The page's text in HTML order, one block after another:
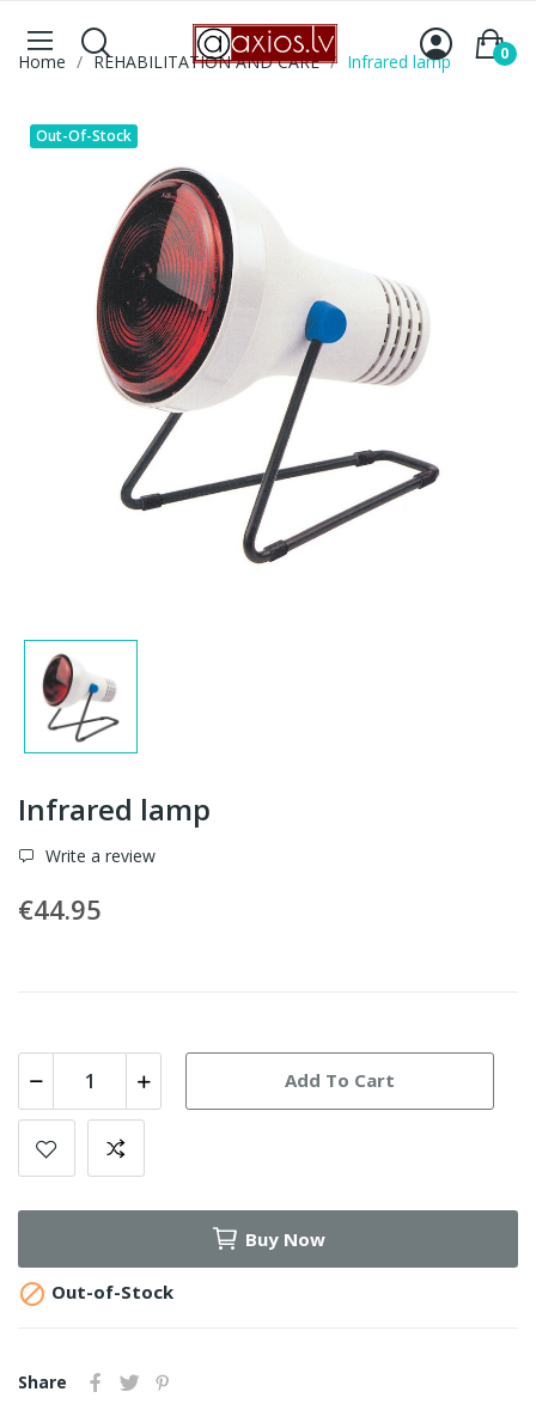
0
Home REHABILITATION AND CARE Infrared lamp
Out-Of-Stock
Infrared lamp
Write a review
€44.95
Add To Cart
Buy Now
 Out-of-Stock
Share